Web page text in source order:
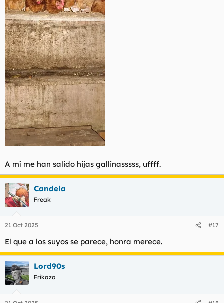
A mí me han salido hijas gallinasssss, uffff.
Candela
Freak
21 Oct 2025 #17
El que a los suyos se parece, honra merece.
Lord90s
Frikazo